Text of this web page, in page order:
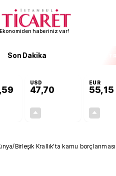
Ekonomiden haberiniz var!
Son Dakika
USD
47,70
EUR
55,15
/Birleşik Krallık'ta kamu